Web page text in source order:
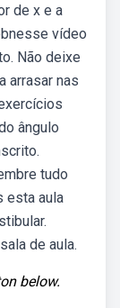
de x e a
vídeo
Não deixe
arrasar nas
ângulo
tudo
esta aula
de aula.
below.